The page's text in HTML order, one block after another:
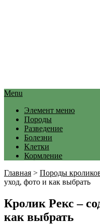
Menu
Элемент меню
Породы
Разведение
Болезни
Клетки
Кормление
Главная > Породы
уход, фото и как выбрать
Кролик Рекс –
как выбрать